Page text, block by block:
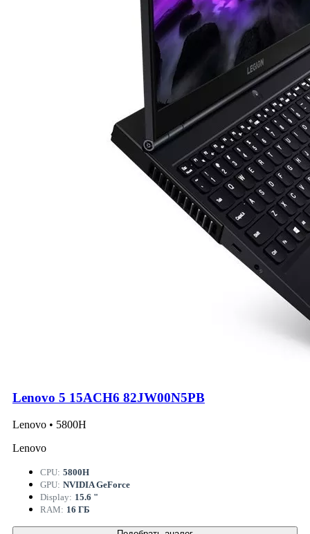
Lenovo 5 15ACH6 82JW00N5PB
Lenovo • 5800H
Lenovo
CPU: 5800H
GPU: NVIDIA GeForce
Display: 15.6 "
RAM: 16 ГБ